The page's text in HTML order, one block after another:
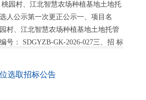
园村、江北智慧农场种植基地土地托
人公示第一次更正公示一、项目名
村、江北智慧农场种植基地土地托管
号： SDGYZB-GK-2026-027三、招 标
选取招标公告